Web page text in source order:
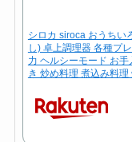
シロカ siroca おうちい
し) 卓上調理器 各種プ
力 ヘルシーモード お
き 炒め料理 煮込み料